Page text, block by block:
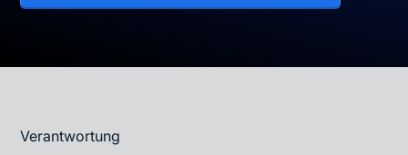
Verantwortung